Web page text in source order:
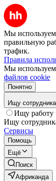
Мы
правильную
трафик.
Правила
Мы
файлов cookie
Понятно
Ищу сотрудника
Ищу работу
Ищу
Сервисы
Помощь
Ещё
Поиск
Африканда